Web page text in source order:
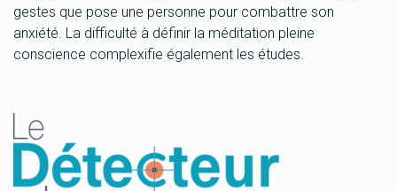
gestes que pose une personne pour combattre son
anxiété. La difficulté à définir la méditation pleine
conscience complexifie également les études.